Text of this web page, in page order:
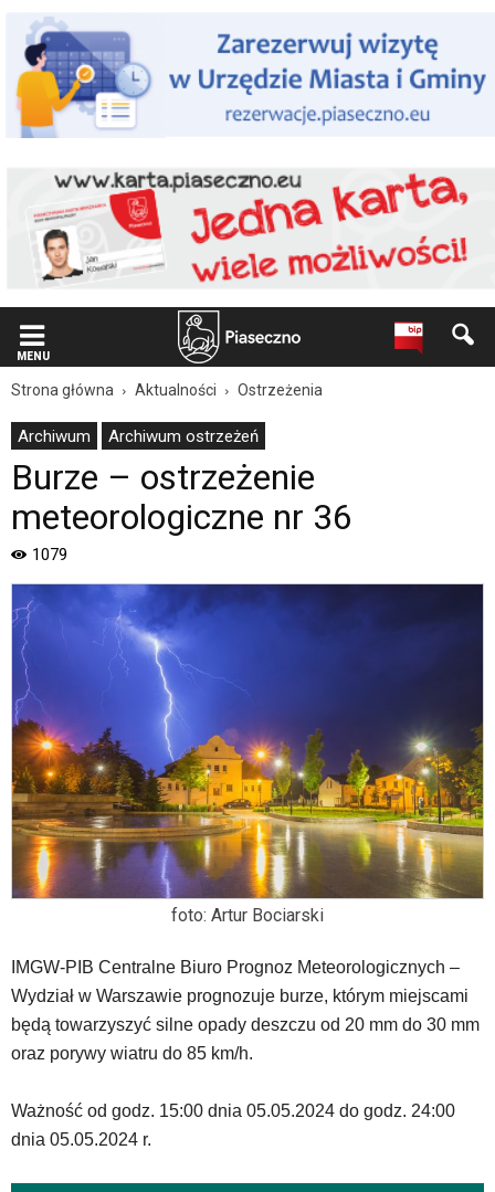
użytkowników
czytników
ekranowych Znajdujesz
się
podstronie
ostrzeżenie
meteorologiczne
36
Oficjalna
strona
Gminy
Piaseczno".
jest
wyposażona
menu
skiplinks
pozwalające
szybko
przechodzić
do
treści,
które
znajduje
się
bezpośrednio
pod
wiadomością.
została
wyposażona
dedykowane
skróty
zatem
obsługiwana
MENU
Strona główna Aktualności Ostrzeżenia
Archiwum Archiwum ostrzeżeń
Burze – ostrzeżenie
meteorologiczne nr 36
1079
foto: Artur Bociarski
IMGW-PIB Centralne Biuro Prognoz Meteorologicznych –
Wydział w Warszawie prognozuje burze, którym miejscami
będą towarzyszyć silne opady deszczu od 20 mm do 30 mm
oraz porywy wiatru do 85 km/h.
Ważność od godz. 15:00 dnia 05.05.2024 do godz. 24:00
dnia 05.05.2024 r.